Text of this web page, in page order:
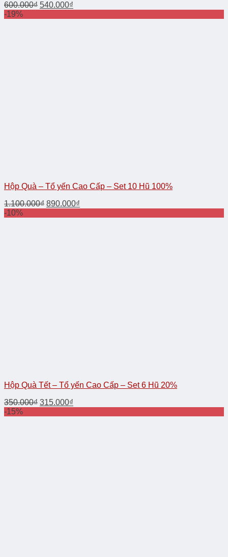
600.000₫ 540.000₫
-19%
Hộp Quà – Tổ yến Cao Cấp – Set 10 Hũ 100%
1.100.000₫ 890.000₫
-10%
Hộp Quà Tết – Tổ yến Cao Cấp – Set 6 Hũ 20%
350.000₫ 315.000₫
-15%